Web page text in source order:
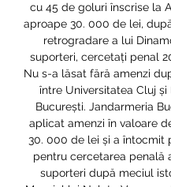
cu 45 de goluri înscrise la
aproape 30. 000 de lei,
retrogradare a lui
suporteri, cercetați penal
Nu s-a lăsat fără amenzi
între Universitatea Cluj și
București. Jandarmeria
aplicat amenzi în valoare
30. 000 de lei și a întocmit
pentru cercetarea penală
suporteri după meciul